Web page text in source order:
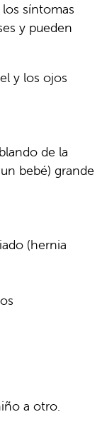
síntomas
y pueden
y los ojos
de la
bebé) grande
(hernia
a otro.